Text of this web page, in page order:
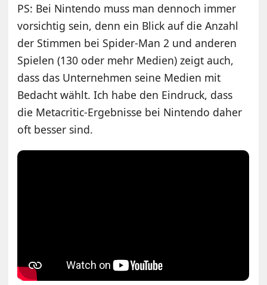
PS: Bei Nintendo muss man dennoch immer
vorsichtig sein, denn ein Blick auf die Anzahl
der Stimmen bei Spider-Man 2 und anderen
Spielen (130 oder mehr Medien) zeigt auch,
dass das Unternehmen seine Medien mit
Bedacht wählt. Ich habe den Eindruck, dass
die Metacritic-Ergebnisse bei Nintendo daher
oft besser sind.